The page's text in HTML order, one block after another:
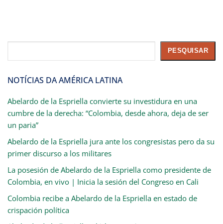
PESQUISAR
NOTÍCIAS DA AMÉRICA LATINA
Abelardo de la Espriella convierte su investidura en una
cumbre de la derecha: “Colombia, desde ahora, deja de ser
un paria”
Abelardo de la Espriella jura ante los congresistas pero da su
primer discurso a los militares
La posesión de Abelardo de la Espriella como presidente de
Colombia, en vivo | Inicia la sesión del Congreso en Cali
Colombia recibe a Abelardo de la Espriella en estado de
crispación política